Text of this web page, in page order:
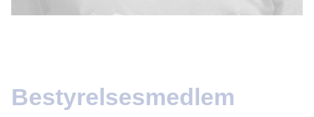
Bestyrelsesmedlem